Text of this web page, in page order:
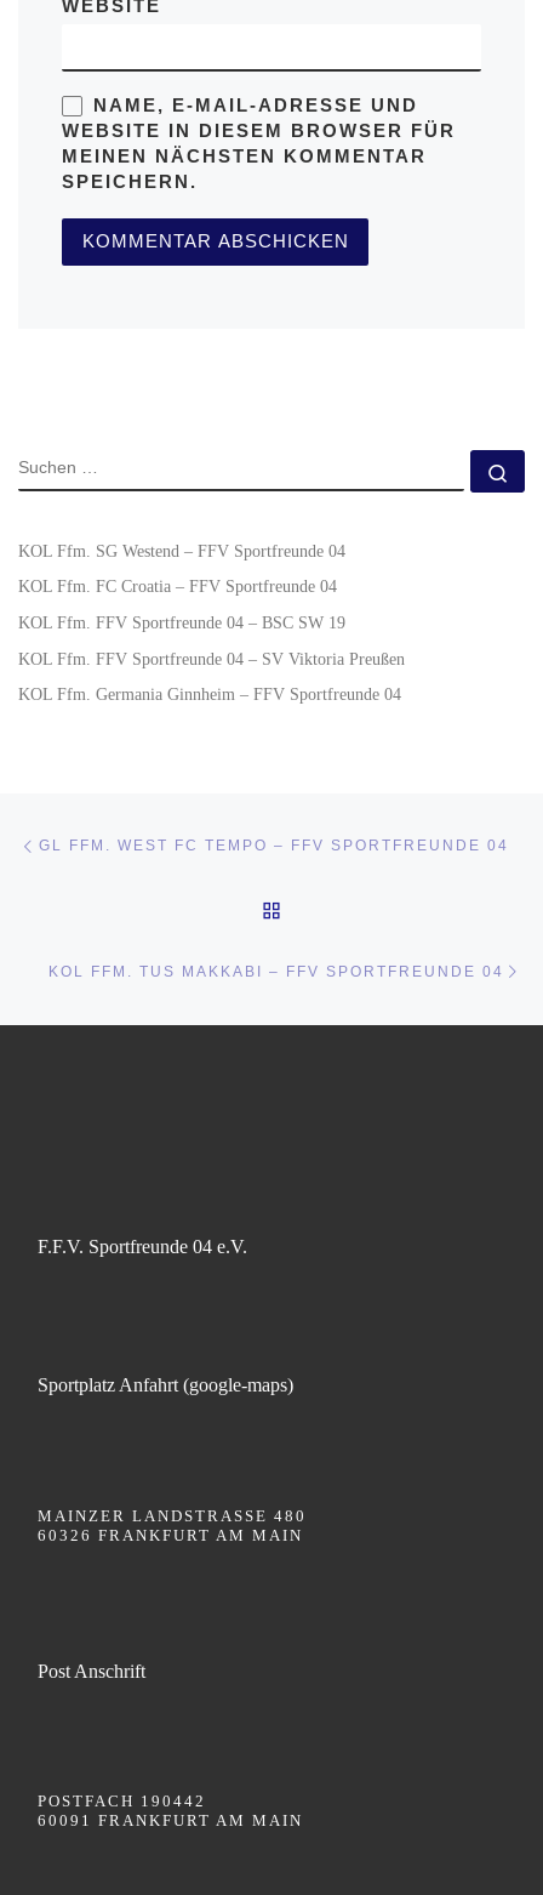
WEBSITE
NAME, E-MAIL-ADRESSE UND
WEBSITE IN DIESEM BROWSER FÜR
MEINEN NÄCHSTEN KOMMENTAR
SPEICHERN.
KOL Ffm. SG Westend – FFV Sportfreunde 04
KOL Ffm. FC Croatia – FFV Sportfreunde 04
KOL Ffm. FFV Sportfreunde 04 – BSC SW 19
KOL Ffm. FFV Sportfreunde 04 – SV Viktoria Preußen
KOL Ffm. Germania Ginnheim – FFV Sportfreunde 04
GL FFM. WEST FC TEMPO – FFV SPORTFREUNDE 04
KOL FFM. TUS MAKKABI – FFV SPORTFREUNDE 04
F.F.V. Sportfreunde 04 e.V.
Sportplatz Anfahrt (google-maps)
MAINZER LANDSTRASSE 480
60326 FRANKFURT AM MAIN
Post Anschrift
POSTFACH 190442
60091 FRANKFURT AM MAIN